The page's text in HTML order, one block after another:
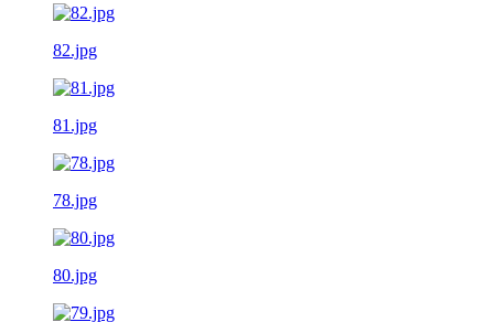
82.jpg
81.jpg
78.jpg
80.jpg